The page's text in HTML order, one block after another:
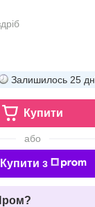
Залишилось 25
Купити
або
Купити з